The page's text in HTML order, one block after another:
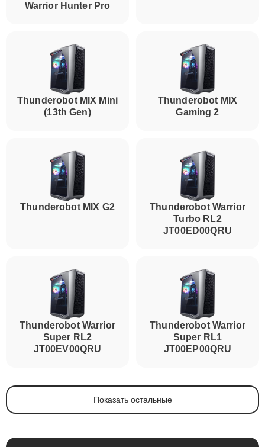
Warrior Hunter Pro
Thunderobot MIX Mini
(13th Gen)
Thunderobot MIX
Gaming 2
Thunderobot MIX G2
Thunderobot Warrior
Turbo RL2
JT00ED00QRU
Thunderobot Warrior
Super RL2
JT00EV00QRU
Thunderobot Warrior
Super RL1
JT00EP00QRU
Показать остальные